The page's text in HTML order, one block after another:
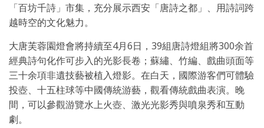
「百坊千詩」市集，充分展示西安「唐詩之都」、用詩詞跨
越時空的文化魅力。
大唐芙蓉園燈會將持續至4月6日，39組唐詩燈組將300余首
經典詩句化作可步入的光影長卷；蘇繡、竹編、戲曲頭面等
三十余項非遺技藝被植入燈影。在白天，國際游客們可體驗
投壺、十五柱球等中國傳統游藝，觀看傳統戲曲表演。晚
間，可以參觀游覽水上火壺、激光光影秀與噴泉秀和互動
劇。